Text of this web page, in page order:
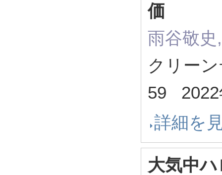
価
雨谷敬
クリー
59 2022
詳細を
大気中